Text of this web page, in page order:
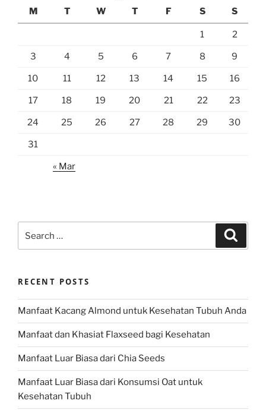
M
T W T F S S
1 2
3 4 5 6 7 8 9
10 11 12 13 14 15 16
17 18 19 20 21 22 23
24 25 26 27 28 29 30
31
« Mar
for:
RECENT POSTS
Manfaat Kacang Almond untuk Kesehatan Tubuh Anda
Manfaat dan Khasiat Flaxseed bagi Kesehatan
Manfaat Luar Biasa dari Chia Seeds
Manfaat Luar Biasa dari Konsumsi Oat untuk
Kesehatan Tubuh